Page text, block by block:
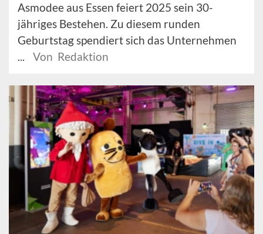
Asmodee aus Essen feiert 2025 sein 30-
jähriges Bestehen. Zu diesem runden
Geburtstag spendiert sich das Unternehmen
...
Von Redaktion